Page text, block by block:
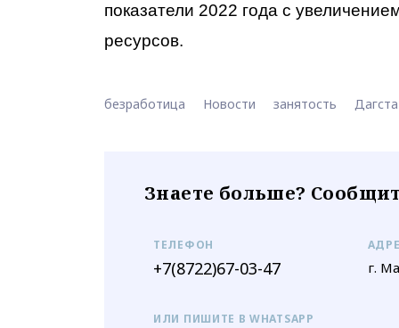
показатели 2022 года с
ресурсов.
безработица Новости занятость
Знаете больше?
ТЕЛЕФОН
+7(8722)67-03-47 г.
ИЛИ ПИШИТЕ В WHATSAPP